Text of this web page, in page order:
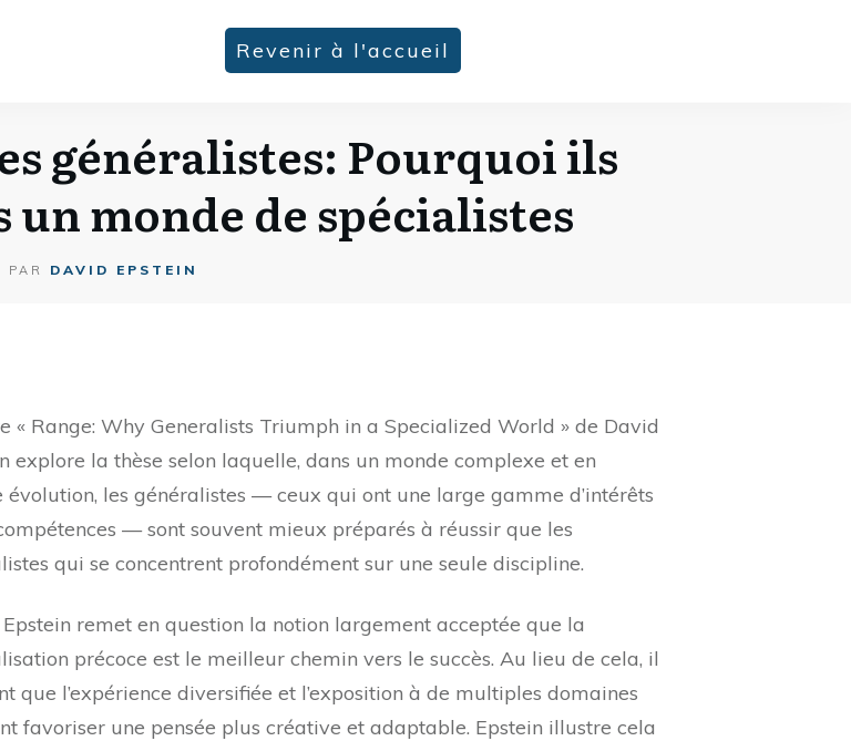
Revenir à l'accueil
généralistes: Pourquoi ils
monde de spécialistes
PAR DAVID EPSTEIN
« Range: Why Generalists Triumph in a Specialized World » de David
explore la thèse selon laquelle, dans un monde complexe et en
évolution, les généralistes — ceux qui ont une large gamme d’intérêts
— sont souvent mieux préparés à réussir que les
qui se concentrent profondément sur une seule discipline.
remet en question la notion largement acceptée que la
précoce est le meilleur chemin vers le succès. Au lieu de cela, il
que l’expérience diversifiée et l’exposition à de multiples domaines
favoriser une pensée plus créative et adaptable. Epstein illustre cela